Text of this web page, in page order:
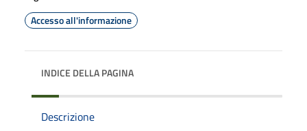
Accesso all'informazione
INDICE DELLA PAGINA
Descrizione